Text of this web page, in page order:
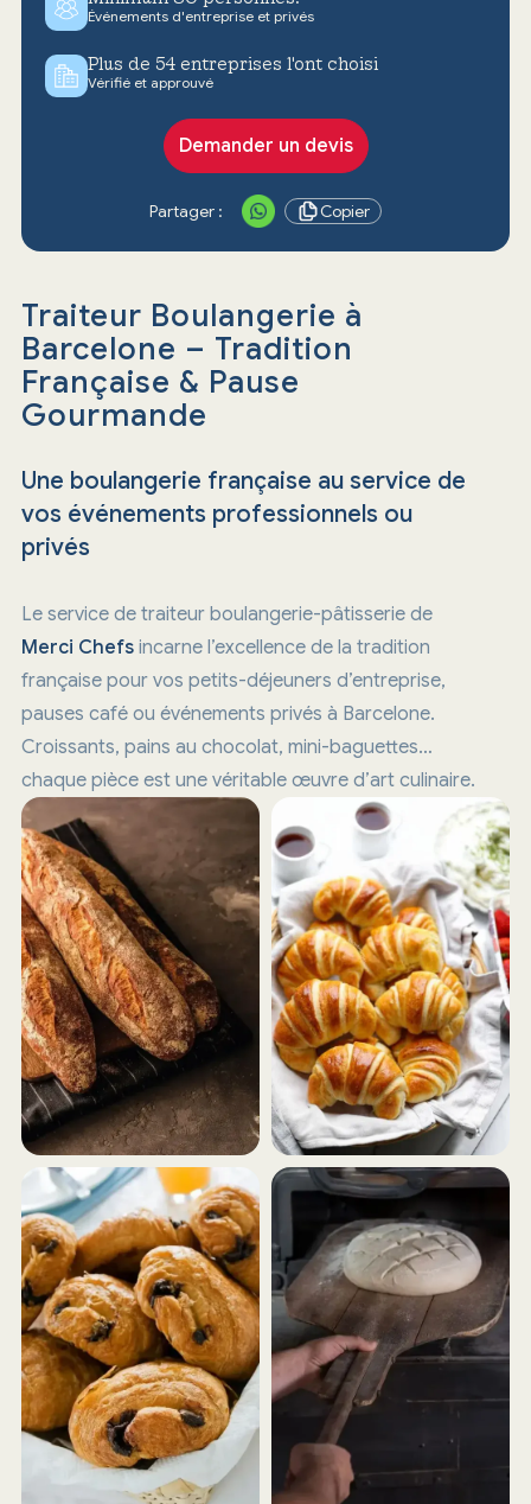
Traiteur Boulangerie à
Barcelone – Tradition
Française & Pause
Gourmande
Une boulangerie française au service de
vos événements professionnels ou
privés
Le service de traiteur boulangerie-pâtisserie de
Merci Chefsincarne l’excellence de la tradition
française pour vos petits-déjeuners d’entreprise,
pauses café ou événements privés à Barcelone.
Croissants, pains au chocolat, mini-baguettes…
chaque pièce est une véritable œuvre d’art culinaire.
Événements d'entreprise et privés
Plus de 54 entreprises l'ont choisi
Vérifié et approuvé
Demander un devis
Partager : Copier